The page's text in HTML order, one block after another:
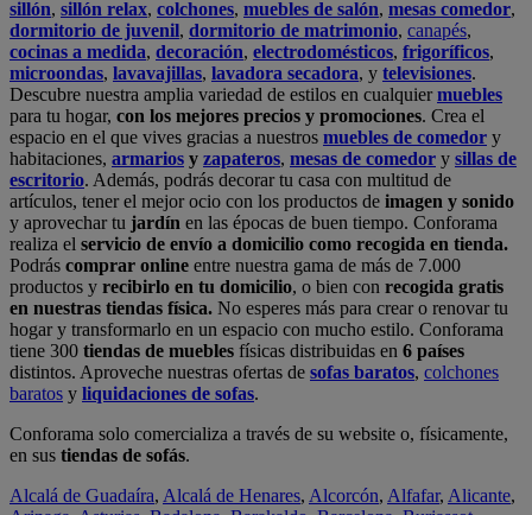
tiene 300tiendas de mueblesfísicas distribuidas en6 países
distintos. Aproveche nuestras ofertas desofas baratos,colchones
baratosyliquidaciones de sofas.
Conforama solo comercializa a través de su website o, físicamente,
en sus tiendas de sofás.
Alcalá de Guadaíra,Alcalá de Henares,Alcorcón,Alfafar ,Alicante,
Arinaga,Asturias,Badalona,Barakaldo,Barcelona,Burjassot
Castellón ,Chafiras,Cordoba,Elche ,Finestrat, Granada,Huércal de
Almería,La Coruña,La Laguna,La Zenia,Lanzarote ,León,
Lleida,Los Barrios,Madrid, Majadahonda,Málaga,Murcia,
Orotava,Palma, Pamplona,Rivas,Sabadell ,Sagunto, Salt, Girona
San Sebastian,Sant Boi, Santander,Santiago de Compostela,
Sevilla,Tamaraceite,Terrassa, Viana,Vilanova i la Geltrú,Zaragoza
Ver más >>
© Conforama Términos y Condiciones Política de privacidad
Política de cookies Configuración de Cookies